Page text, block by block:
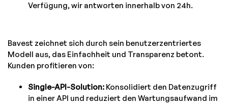
Verfügung, wir antworten innerhalb von 24h.
Bavest zeichnet sich durch sein benutzerzentriertes
Modell aus, das Einfachheit und Transparenz betont.
Kunden profitieren von:
Single-API-Solution: Konsolidiert den Datenzugriff
in einer API und reduziert den Wartungsaufwand im